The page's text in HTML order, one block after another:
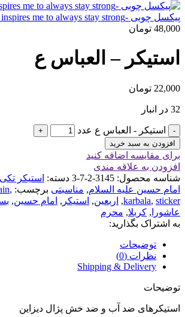
پیکسل چوبی -Hussain inspires me to always stay strong
48,000 تومان
استیکر – العباس ع
22,000 تومان
32 در انبار
استیکر - العباس ع عدد
افزودن به سبد خرید
برای مقایسه اضافه کنید
افزودن به علاقه مندی
شناسه محصول: 3145-2-7-3 دسته: استیکر تکی
امام حسین علیه السلام, مناسبتی برچسب: ,
karbala, sticker
, اربعین, استیکر , امام حسین,
عاشورا , کربلا, محرم
به اشتراک بگذارید:
توضیحات
نظرات (0)
Shipping & Delivery
توضیحات
استیکرهای ضد آب و ضد خش پژال دیزاین